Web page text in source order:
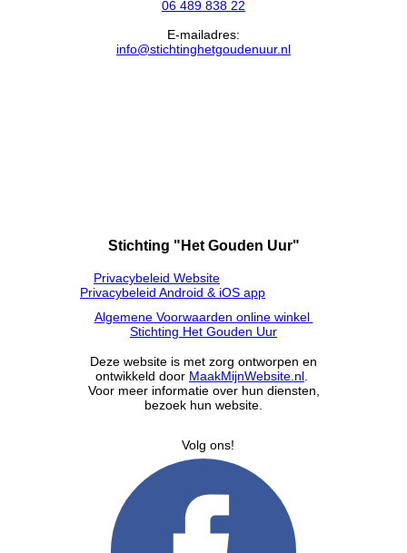
06 489 838 22
E-mailadres:
info@stichtinghetgoudenuur.nl
Stichting "Het Gouden Uur"
Privacybeleid Website
Privacybeleid Android & iOS app
Algemene Voorwaarden online winkel
Stichting Het Gouden Uur
Deze website is met zorg ontworpen en
ontwikkeld door MaakMijnWebsite.nl
Voor meer informatie over hun diensten,
bezoek hun website.
Volg ons!